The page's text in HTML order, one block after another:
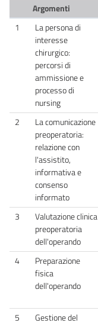
Argomenti
1
La persona di
interesse
chirurgico:
percorsi di
ammissione e
processo di
nursing
2
La comunicazione
preoperatoria:
relazione con
l'assistito,
informativa e
consenso
informato
3
Valutazione clinica
preoperatoria
dell'operando
4
Preparazione
fisica
dell'operando
5
Gestione del